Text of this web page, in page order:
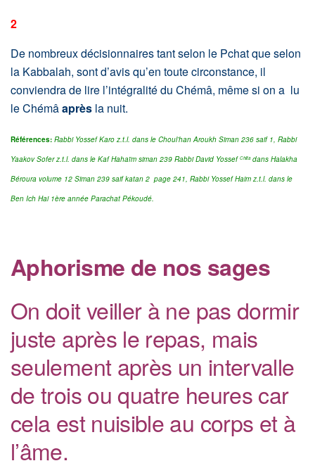
2
De nombreux décisionnaires tant selon le Pchat que selon
la Kabbalah, sont d’avis qu’en toute circonstance, il
conviendra de lire l’intégralité du Chémâ, même si on a lu
le Chémâaprès la nuit.
Références: Rabbi Yossef Karo z.t.l. dans le Choul’han Aroukh Siman 236 saif 1, Rabbi
Yaakov Sofer z.t.l. dans le Kaf Hahaïm siman 239 Rabbi David Yossef Chlitadans Halakha
Béroura volume 12 Siman 239 saif katan 2 page 241, Rabbi Yossef Haim z.t.l. dans le
Ben Ich Hai 1ère année Parachat Pékoudé.
Aphorisme de nos sages
On doit veiller à ne pas dormir
juste après le repas, mais
seulement après un intervalle
de trois ou quatre heures car
cela est nuisible au corps et à
l’âme.